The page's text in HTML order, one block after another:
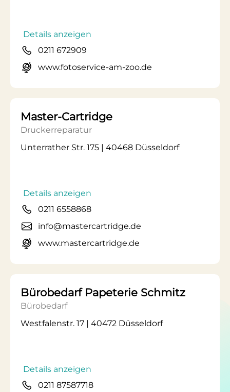
Details anzeigen
0211 672909
www.fotoservice-am-zoo.de
Master-Cartridge
Druckerreparatur
Unterrather Str. 175 | 40468 Düsseldorf
Details anzeigen
0211 6558868
info@mastercartridge.de
www.mastercartridge.de
Bürobedarf Papeterie Schmitz
Bürobedarf
Westfalenstr. 17 | 40472 Düsseldorf
Details anzeigen
0211 87587718